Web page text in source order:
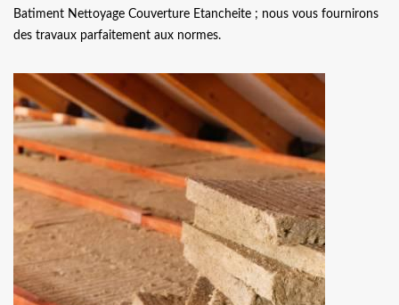
Batiment Nettoyage Couverture Etancheite ; nous vous fournirons
des travaux parfaitement aux normes.